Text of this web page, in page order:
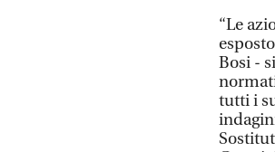
“Le
Bosi -
tutti i